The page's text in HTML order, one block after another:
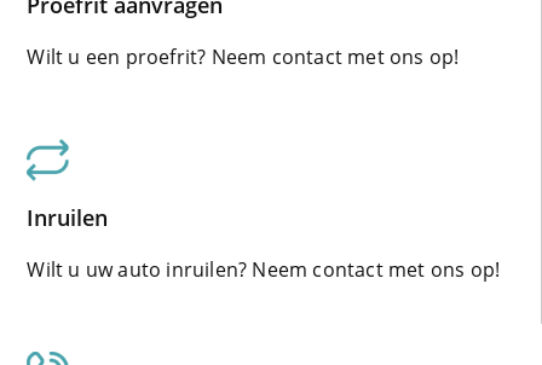
Wilt u een proefrit? Neem contact met ons op!
Inruilen
Wilt u uw auto inruilen? Neem contact met ons op!